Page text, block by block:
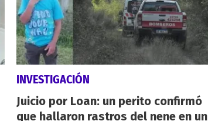
INVESTIGACIÓN
Juicio por Loan: un perito confirmó
que hallaron rastros del nene en un